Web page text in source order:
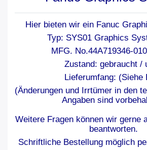
Hier bieten wir ein Fanuc
Typ: SYS01 Graphics
MFG. No.44A719346-
Zustand: gebraucht /
Lieferumfang: (Siehe
(Änderungen und Irrtümer in den
Angaben sind
Weitere Fragen können wir gerne
beantworten.
Schriftliche Bestellung möglich